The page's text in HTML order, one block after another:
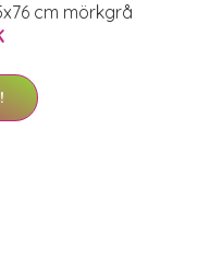
cm mörkgrå